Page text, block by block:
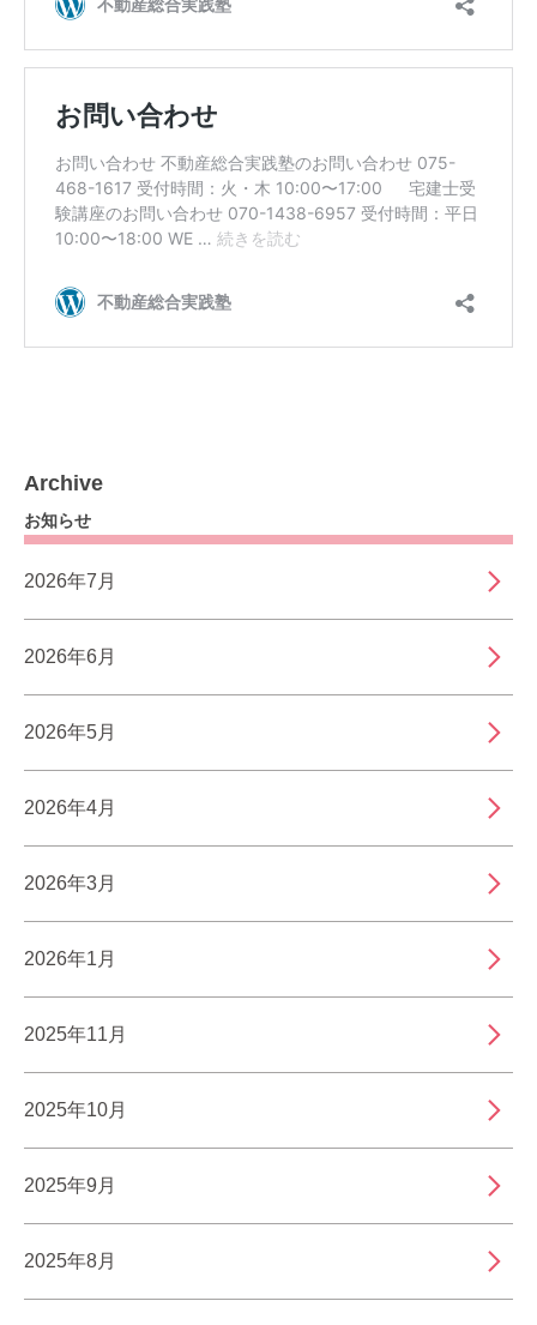
Archive
お知らせ
2026年7月
2026年6月
2026年5月
2026年4月
2026年3月
2026年1月
2025年11月
2025年10月
2025年9月
2025年8月